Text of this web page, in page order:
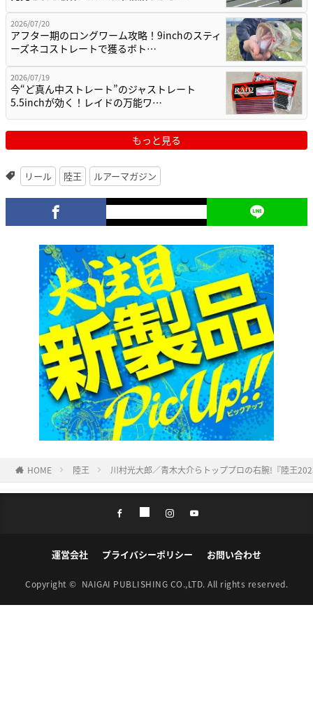
2026/07/20
アフター期のロングワーム攻略！9inchのスティ
ーズネコストレートで獲るボト…
2026/07/19
今“ど真ん中ストレート”のジャストレート
5.5inchが効く！レイドの万能ワ…
もっと見る
リール 陸王 ルアーマガジン
HOME 陸王 川村光大郎／青木大介らトッププロの右腕!『陸王
運営会社 プライバシーポリシー お問い合わせ
Copyright © NAIGAI PUBLISHING CO.,LTD. All rights reserved.